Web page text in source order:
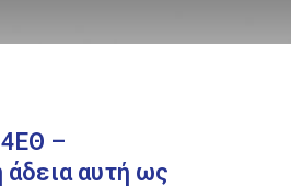
–
άδεια αυτή ως